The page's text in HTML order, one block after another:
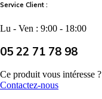
Service Client :
Lu - Ven : 9:00 - 18:00
05 22 71 78 98
Ce produit vous intéresse ?
Contactez-nous